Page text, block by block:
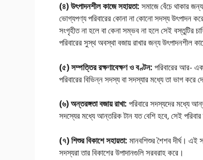
(৪) উৎপাদনশীল কাজে সহায়তা: সমাজে বেঁচে থাকার
ভােগ্যপণ্য পরিবারের কোনা না কোনাে সদস্য উৎপাদন
সংগৃহীত না হলে বা কেনা সম্ভব না হলে সেই বস্তুটির
পরিবারের সুস্থ অবস্থা বজায় রাখার জন্য উৎপাদনশীল
(৫) সম্পত্তির রক্ষণাবেক্ষণ ও বণ্টন: পরিবারের আর-
পরিবারের বিভিন্ন সদস্য বা সদস্যার মধ্যে তা ভাগ করে
(৬) অন্তরঙ্গতা বজায় রাখা: পরিবারে সদস্যদের মধ্যে
সদস্যের মধ্যে আন্তরিক টান যত বেশি হবে, সেই
(৭) শিশুর বিকাশে সহায়তা: মানবশিশুর শৈশব দীর্ঘ। এই
সদস্যরা তার বিকাশের উপাদানগুলি সরবরাহ করে।